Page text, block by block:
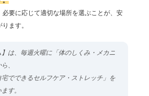
必要に応じて適切な場所を選ぶことが、安
ます。
】は、毎週火曜に「体のしくみ・メカニ
、
宅でできるセルフケア・ストレッチ」を
す。